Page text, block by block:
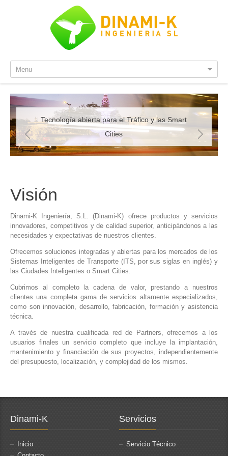
Menu
Tecnología abierta para el Tráfico y las Smart
Cities
previous next
Visión
Dinami-K Ingeniería, S.L. (Dinami-K) ofrece productos y servicios
innovadores, competitivos y de calidad superior, anticipándonos a las
necesidades y expectativas de nuestros clientes.
Ofrecemos soluciones integradas y abiertas para los mercados de los
Sistemas Inteligentes de Transporte (ITS, por sus siglas en inglés) y
las Ciudades Inteligentes o Smart Cities.
Cubrimos al completo la cadena de valor, prestando a nuestros
clientes una completa gama de servicios altamente especializados,
como son innovación, desarrollo, fabricación, formación y asistencia
técnica.
A través de nuestra cualificada red de Partners, ofrecemos a los
usuarios finales un servicio completo que incluye la implantación,
mantenimiento y financiación de sus proyectos, independientemente
del presupuesto, localización, y complejidad de los mismos.
Dinami-K
Inicio
Servicios
Servicio Técnico